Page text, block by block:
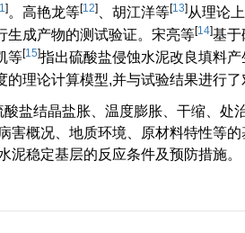
]。高艳龙等[12] 、胡江洋等[13]从理论
生成产物的测试验证。宋亮等[14]基于
等[15]指出硫酸盐侵蚀水泥改良填料
理论计算模型,并与试验结果进行了
盐结晶盐胀、温度膨胀、干缩、处
害概况、地质环境、原材料特性等
稳定基层的反应条件及预防措施。